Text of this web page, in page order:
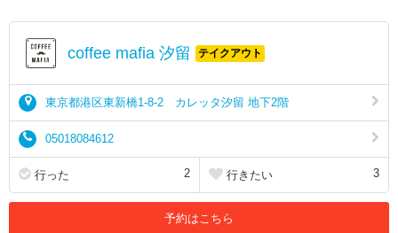
coffee mafia 汐留 テイクアウト
東京都港区東新橋1-8-2 カレッタ汐留 地下2階
05018084612
行った 2 行きたい 3
予約はこちら